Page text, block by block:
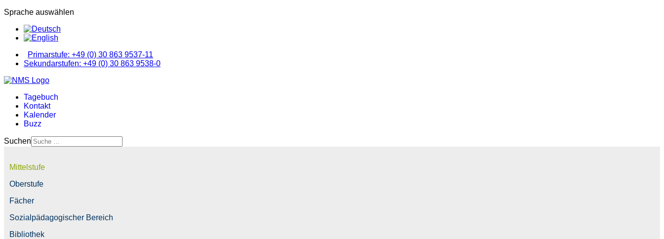
Sprache auswählen
Primarstufe: +49 (0) 30 863 9537-11
Sekundarstufen: +49 (0) 30 863 9538-0
Tagebuch
Kontakt
Kalender
Buzz
Suchen
Mittelstufe
Oberstufe
Fächer
Sozialpädagogischer Bereich
Bibliothek